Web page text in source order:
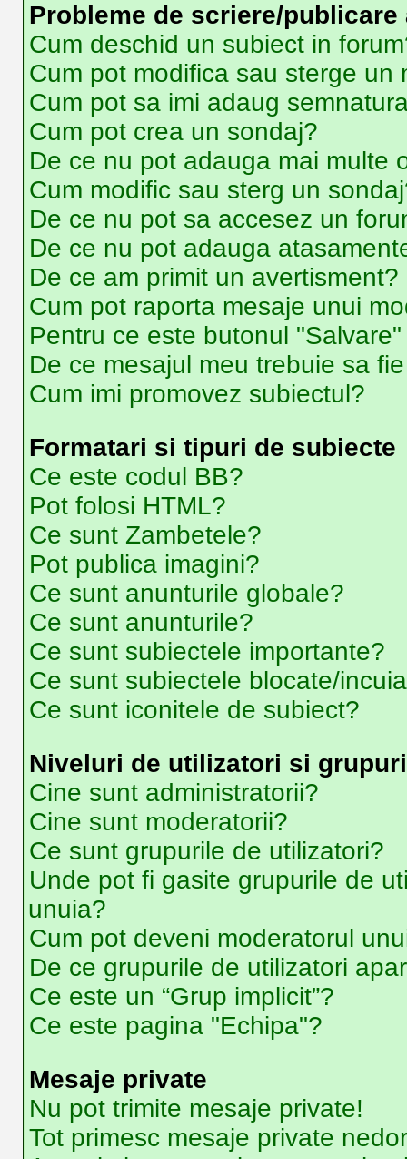
Probleme de scriere/publicare
Cum deschid un subiect in
Cum pot modifica sau sterge un
Cum pot sa imi adaug
Cum pot crea un sondaj?
De ce nu pot adauga mai multe
Cum modific sau sterg un
De ce nu pot sa accesez un
De ce nu pot adauga
De ce am primit un avertisment?
Cum pot raporta mesaje unui
Pentru ce este butonul
De ce mesajul meu trebuie sa
Cum imi promovez subiectul?
Formatari si tipuri de subiecte
Ce este codul BB?
Pot folosi HTML?
Ce sunt Zambetele?
Pot publica imagini?
Ce sunt anunturile globale?
Ce sunt anunturile?
Ce sunt subiectele importante?
Ce sunt subiectele blocate/
Ce sunt iconitele de subiect?
Niveluri de utilizatori si grupuri
Cine sunt administratorii?
Cine sunt moderatorii?
Ce sunt grupurile de utilizatori?
Unde pot fi gasite grupurile de
unuia?
Cum pot deveni moderatorul
De ce grupurile de utilizatori
Ce este un “Grup implicit”?
Ce este pagina "Echipa"?
Mesaje private
Nu pot trimite mesaje private!
Tot primesc mesaje private